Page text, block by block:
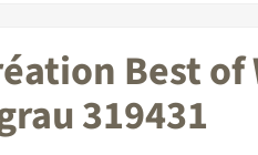
Best
319431